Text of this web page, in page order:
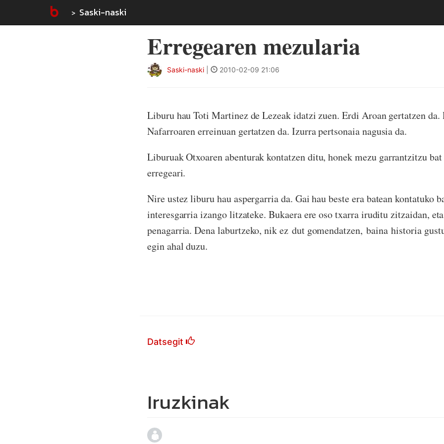
Saski-naski
Erregearen mezularia
Saski-naski 2010-02-09 21:06
Liburu hau Toti Martinez de Lezeak idatzi zuen. Erdi Aroan gertatzen da.
Nafarroaren erreinuan gertatzen da. Izurra pertsonaia nagusia da.
Liburuak Otxoaren abenturak kontatzen ditu, honek mezu garrantzitzu
erregeari.
Nire ustez liburu hau aspergarria da. Gai hau beste era batean kontatuko
interesgarria izango litzateke. Bukaera ere oso txarra iruditu zitzaidan,
penagarria. Dena laburtzeko, nik ez dut gomendatzen, baina historia
egin ahal duzu.
Datsegit
Iruzkinak